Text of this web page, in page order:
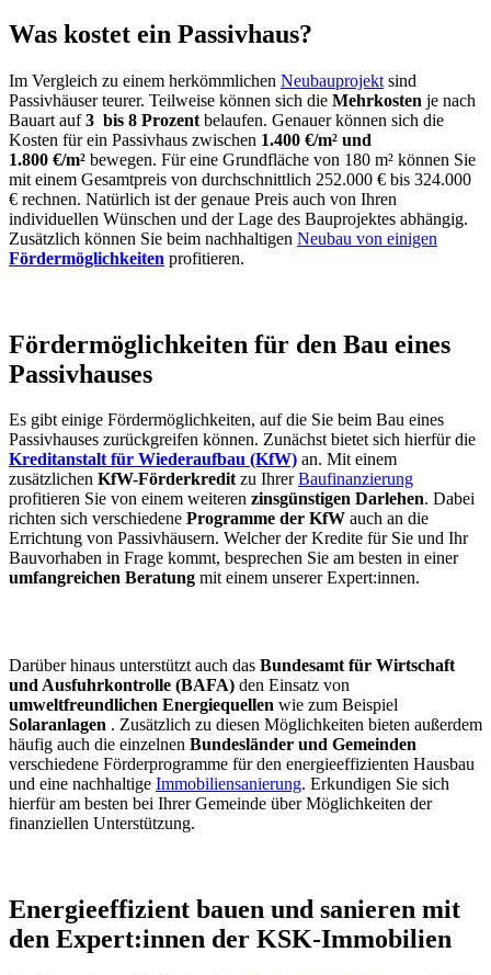
Was kostet ein Passivhaus?
Im Vergleich zu einem herkömmlichen Neubauprojekt sind
Passivhäuser teurer. Teilweise können sich die Mehrkosten je nach
Bauart auf3 bis 8 Prozent belaufen. Genauer können sich die
Kosten für ein Passivhaus zwischen 1.400 €/m² und
1.800 €/m² bewegen. Für eine Grundfläche von 180 m² können Sie
mit einem Gesamtpreis von durchschnittlich 252.000 € bis 324.000
€ rechnen. Natürlich ist der genaue Preis auch von Ihren
individuellen Wünschen und der Lage des Bauprojektes abhängig.
Zusätzlich können Sie beim nachhaltigen Neubau von einigen
Fördermöglichkeiten profitieren.
Fördermöglichkeiten für den Bau eines
Passivhauses
Es gibt einige Fördermöglichkeiten, auf die Sie beim Bau eines
Passivhauses zurückgreifen können. Zunächst bietet sich hierfür die
Kreditanstalt für Wiederaufbau (KfW) an. Mit einem
zusätzlichen KfW-Förderkreditzu IhrerBaufinanzierung
profitieren Sie von einem weiteren zinsgünstigen Darlehen. Dabei
richten sich verschiedene Programme der KfW auch an die
Errichtung von Passivhäusern. Welcher der Kredite für Sie und Ihr
Bauvorhaben in Frage kommt, besprechen Sie am besten in einer
umfangreichen Beratung mit einem unserer Expert:innen.
Darüber hinaus unterstützt auch das Bundesamt für Wirtschaft
und Ausfuhrkontrolle (BAFA) den Einsatz von
umweltfreundlichen Energiequellen wie zum Beispiel
Solaranlagen . Zusätzlich zu diesen Möglichkeiten bieten außerdem
häufig auch die einzelnen Bundesländer und Gemeinden
verschiedene Förderprogramme für den energieeffizienten Hausbau
und eine nachhaltige Immobiliensanierung. Erkundigen Sie sich
hierfür am besten bei Ihrer Gemeinde über Möglichkeiten der
finanziellen Unterstützung.
Energieeffizient bauen und sanieren mit
den Expert:innen der KSK-Immobilien